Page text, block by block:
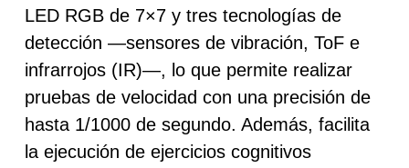
LED RGB de 7×7 y tres tecnologías de
detección —sensores de vibración, ToF e
infrarrojos (IR)—, lo que permite realizar
pruebas de velocidad con una precisión de
hasta 1/1000 de segundo. Además, facilita
la ejecución de ejercicios cognitivos